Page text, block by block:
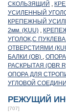
СКОЛЬЗЯЩИЙ ,
УСИЛЕННЫЙ
КРЕПЕЖНЫЙ
2мм. (KUU) ,
УГОЛОК,С
ОТВЕРСТИЯМИ
БАЛКИ (ОВ) ,
РАСКРЫТАЯ (OBR
ОПОРА ДЛЯ
УГЛОВОЙ
РЕЖУЩИЙ
[707]